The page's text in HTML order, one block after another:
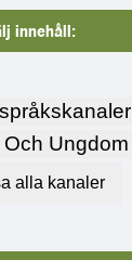
innehåll:
Och Ungdom
alla kanaler